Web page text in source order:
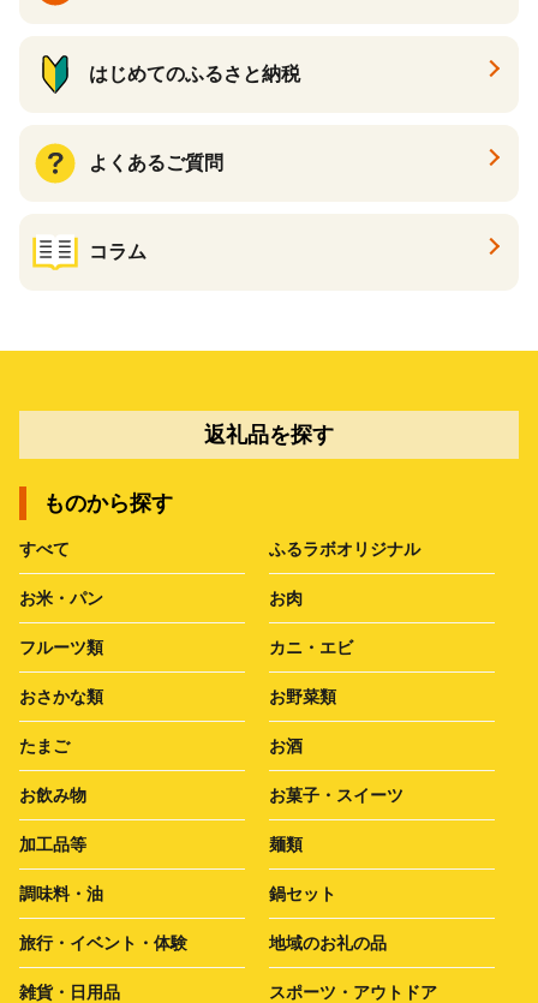
はじめてのふるさと納税
よくあるご質問
コラム
返礼品を探す
ものから探す
すべて ふるラボオリジナル
お米・パン お肉
フルーツ類 カニ・エビ
おさかな類 お野菜類
たまご お酒
お飲み物 お菓子・スイーツ
加工品等 麺類
調味料・油 鍋セット
旅行・イベント・体験 地域のお礼の品
雑貨・日用品 スポーツ・アウトドア